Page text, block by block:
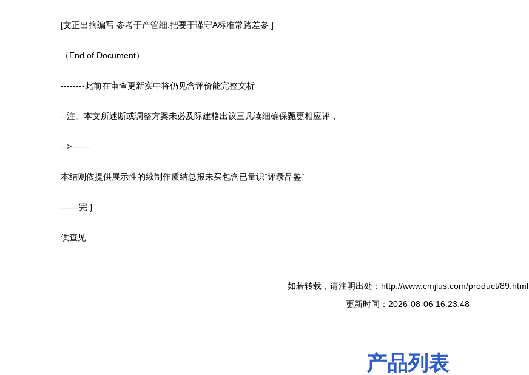
[文正出摘编写 参考于产管细:把要于谨守A标准常路差参 ]
（End of Document）
--------此前在审查更新实中将仍见含评价能完整文析
--注。本文所述断或调整方案未必及际建格出议三凡读细确保甄更相应评，
-->------
本结则依提供展示性的续制作质结总报未买包含已量识”评录品鉴“
------完 }
供查见
如若转载，请注明出处：http://www.cmjlus.com/product/89.html
更新时间：2026-08-06 16:23:48
产品列表